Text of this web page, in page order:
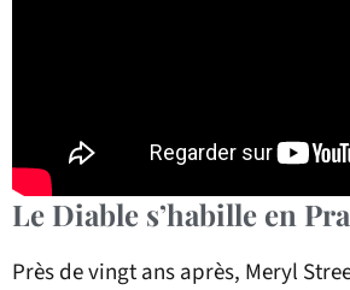
Le Diable s’habille en
Près de vingt ans après, Meryl